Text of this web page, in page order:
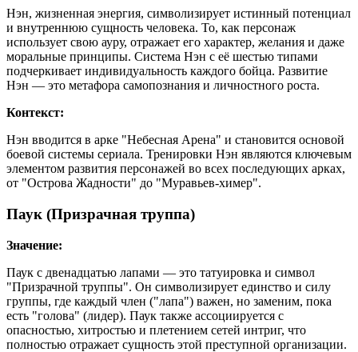
Нэн, жизненная энергия, символизирует истинный потенциал
и внутреннюю сущность человека. То, как персонаж
использует свою ауру, отражает его характер, желания и даже
моральные принципы. Система Нэн с её шестью типами
подчеркивает индивидуальность каждого бойца. Развитие
Нэн — это метафора самопознания и личностного роста.
Контекст:
Нэн вводится в арке "Небесная Арена" и становится основой
боевой системы сериала. Тренировки Нэн являются ключевым
элементом развития персонажей во всех последующих арках,
от "Острова Жадности" до "Муравьев-химер".
Паук (Призрачная труппа)
Значение:
Паук с двенадцатью лапами — это татуировка и символ
"Призрачной труппы". Он символизирует единство и силу
группы, где каждый член ("лапа") важен, но заменим, пока
есть "голова" (лидер). Паук также ассоциируется с
опасностью, хитростью и плетением сетей интриг, что
полностью отражает сущность этой преступной организации.